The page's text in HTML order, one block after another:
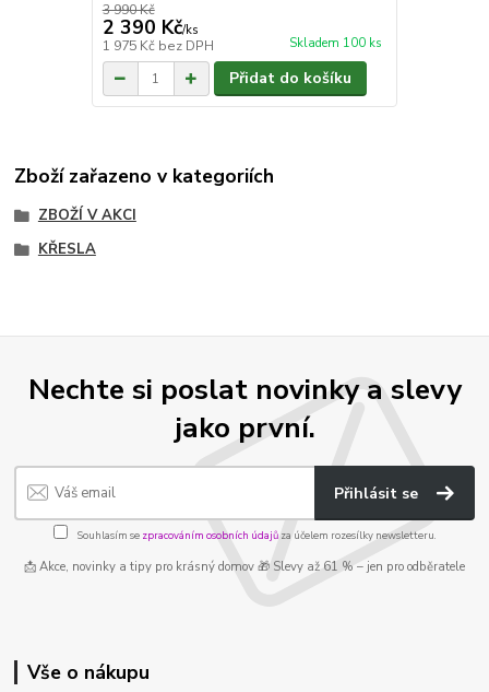
3 990 Kč
2 390 Kč/ks
1 975 Kč bez DPH Skladem 100 ks
Přidat do košíku
Zboží zařazeno v kategoriích
ZBOŽÍ V AKCI
KŘESLA
Nechte si poslat novinky a slevy
jako první.
Přihlásit se
Souhlasím se zpracováním osobních údajůza účelem rozesílky newsletteru.
📩 Akce, novinky a tipy pro krásný domov 🎁 Slevy až 61 % – jen pro odběratele
Vše o nákupu